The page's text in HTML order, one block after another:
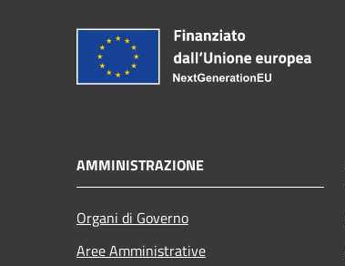
AMMINISTRAZIONE
Organi di Governo
Aree Amministrative